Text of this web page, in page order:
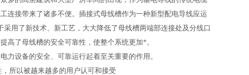
连接带来了诸多不便。插接式母线槽作为一种新型配电导线应运
用了新技术、新工艺，大大降低了母线槽两端部连接处及分线口
高了母线槽的安全可靠性，使整个系统更加*。
力设备的安全、可靠运行起着至关重要的作用。
所以被越来越多的用户认可和接受